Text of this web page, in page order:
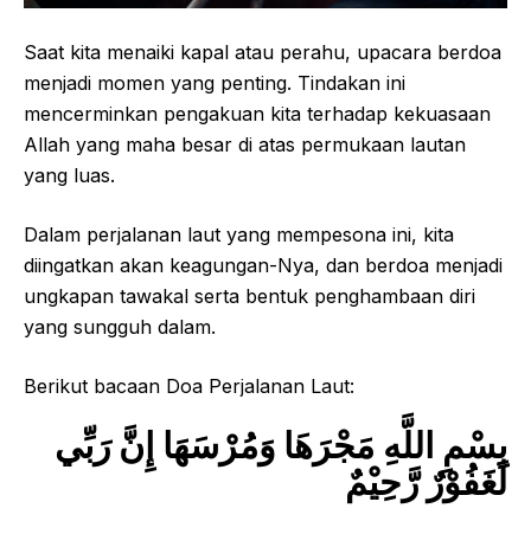
Saat kita menaiki kapal atau perahu, upacara berdoa
menjadi momen yang penting. Tindakan ini
mencerminkan pengakuan kita terhadap kekuasaan
Allah yang maha besar di atas permukaan lautan
yang luas.
Dalam perjalanan laut yang mempesona ini, kita
diingatkan akan keagungan-Nya, dan berdoa menjadi
ungkapan tawakal serta bentuk penghambaan diri
yang sungguh dalam.
Berikut bacaan Doa Perjalanan Laut:
بِسْمِ اللَّهِ مَجْرَهَا وَمُرْسَهَا إِنَّ رَبِّي
لَغَفُوْرٌ رَّحِيْمٌ